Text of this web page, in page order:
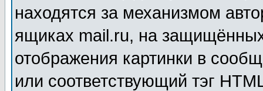
находятся за механизмом
ящиках mail.ru, на
отображения картинки в
или соответствующий тэг